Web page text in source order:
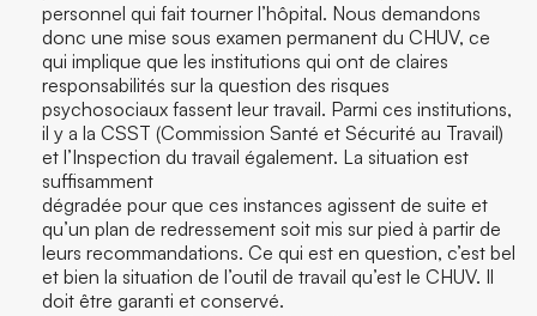
personnel qui fait tourner l’hôpital. Nous demandons
donc une mise sous examen permanent du CHUV, ce
qui implique que les institutions qui ont de claires
responsabilités sur la question des risques
psychosociaux fassent leur travail. Parmi ces institutions,
il y a la CSST (Commission Santé et Sécurité au Travail)
et l’Inspection du travail également. La situation est
suffisamment
dégradée pour que ces instances agissent de suite et
qu’un plan de redressement soit mis sur pied à partir de
leurs recommandations. Ce qui est en question, c’est bel
et bien la situation de l’outil de travail qu’est le CHUV. Il
doit être garanti et conservé.